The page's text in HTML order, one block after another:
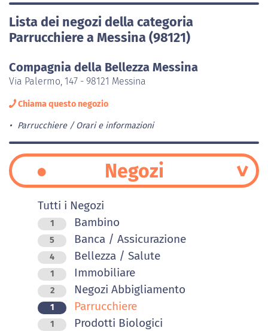
Lista dei negozi della categoria
Parrucchiere a Messina (98121)
Compagnia della Bellezza Messina
Via Palermo, 147 - 98121 Messina
Chiama questo negozio
Parrucchiere Orari e informazioni
Negozi
Tutti i Negozi
1 Bambino
5 Banca / Assicurazione
4 Bellezza / Salute
1 Immobiliare
2 Negozi Abbigliamento
1 Parrucchiere
1 Prodotti Biologici